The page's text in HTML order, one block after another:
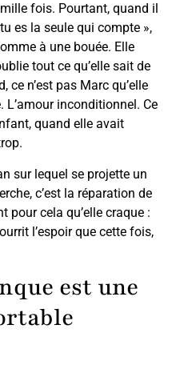
fois. Pourtant, quand il
es la seule qui compte »,
à une bouée. Elle
tout ce qu’elle sait de
ce n’est pas Marc qu’elle
L’amour inconditionnel. Ce
quand elle avait
sur lequel se projette un
c’est la réparation de
pour cela qu’elle craque :
l’espoir que cette fois,
est une